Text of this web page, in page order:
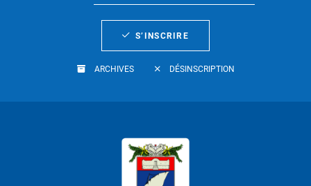
S’INSCRIRE
ARCHIVES DÉSINSCRIPTION